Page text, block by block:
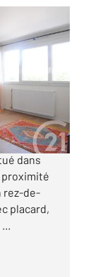
21
dans
proximité
rez-de-
placard,